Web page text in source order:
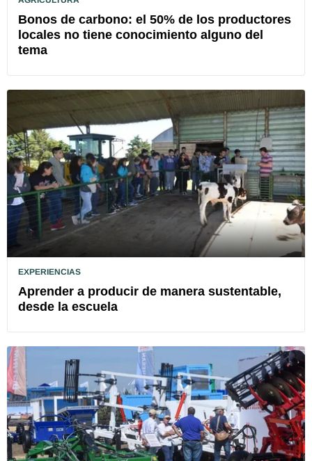
Bonos de carbono: el 50% de los productores
locales no tiene conocimiento alguno del
tema
EXPERIENCIAS
Aprender a producir de manera sustentable,
desde la escuela